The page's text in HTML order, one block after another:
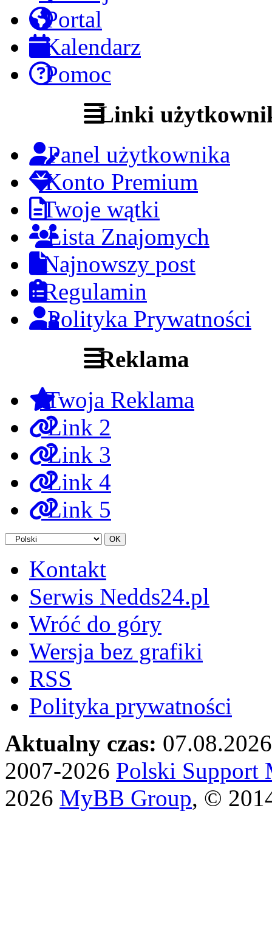
Portal
Kalendarz
Pomoc
Linki
Panel użytkownika
Konto Premium
Twoje wątki
Lista Znajomych
Najnowszy post
Regulamin
Polityka Prywatności
Reklama
Twoja Reklama
Link 2
Link 3
Link 4
Link 5
Kontakt
Serwis Nedds24.pl
Wróć do góry
Wersja bez grafiki
RSS
Polityka prywatności
Aktualny czas:
2007-2026 Polski Support
2026 MyBB Group, ©